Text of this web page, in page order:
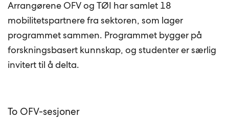
Arrangørene OFV og TØI har samlet 18
mobilitetspartnere fra sektoren, som lager
programmet sammen. Programmet bygger på
forskningsbasert kunnskap, og studenter er særlig
invitert til å delta.
To OFV-sesjoner